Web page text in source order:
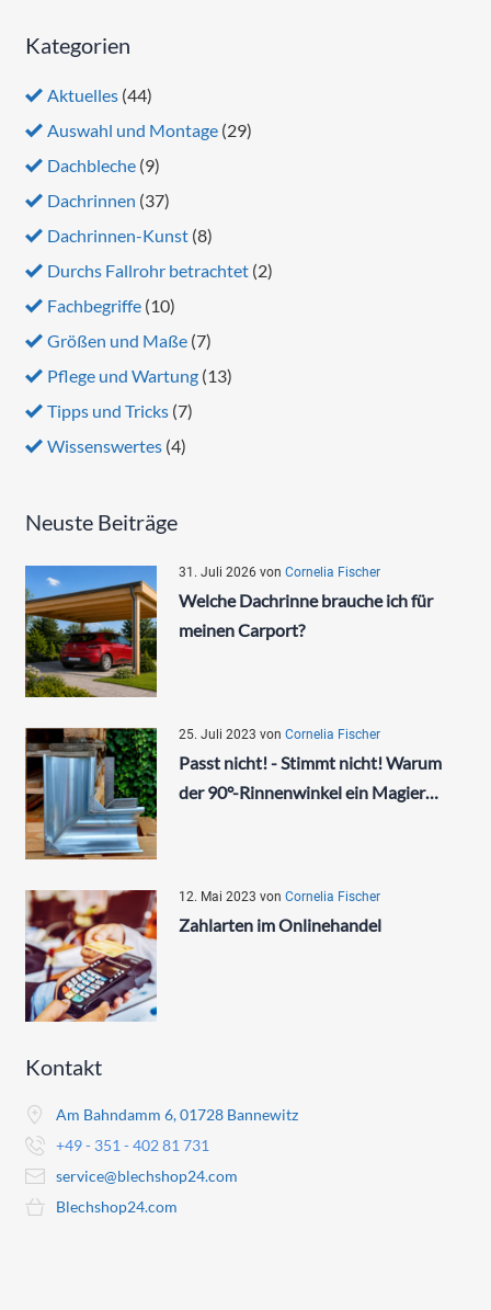
Kategorien
Aktuelles (44)
Auswahl und Montage (29)
Dachbleche (9)
Dachrinnen (37)
Dachrinnen-Kunst (8)
Durchs Fallrohr betrachtet (2)
Fachbegriffe (10)
Größen und Maße (7)
Pflege und Wartung (13)
Tipps und Tricks (7)
Wissenswertes (4)
Neuste Beiträge
31. Juli 2026 von Cornelia Fischer
Welche Dachrinne brauche ich für
meinen Carport?
25. Juli 2023 von Cornelia Fischer
Passt nicht! - Stimmt nicht! Warum
der 90°-Rinnenwinkel ein Magier…
12. Mai 2023 von Cornelia Fischer
Zahlarten im Onlinehandel
Kontakt
Am Bahndamm 6, 01728 Bannewitz
+49 - 351 - 402 81 731
service@blechshop24.com
Blechshop24.com